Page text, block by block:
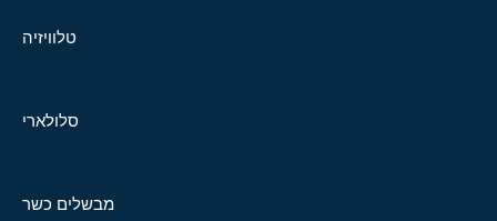
טלוויזיה
סלולארי
מבשלים כשר